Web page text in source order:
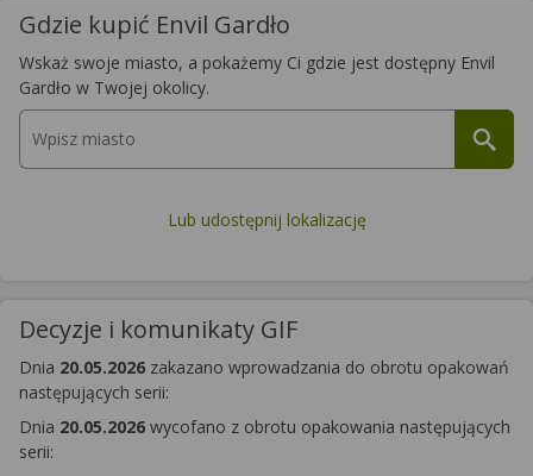
Gdzie kupić Envil Gardło
Wskaż swoje miasto, a pokażemy Ci gdzie jest dostępny Envil
Gardło w Twojej okolicy.
Lub udostępnij lokalizację
Decyzje i komunikaty GIF
Dnia 20.05.2026 zakazano wprowadzania do obrotu opakowań
następujących serii:
Dnia 20.05.2026 wycofano z obrotu opakowania następujących
serii: